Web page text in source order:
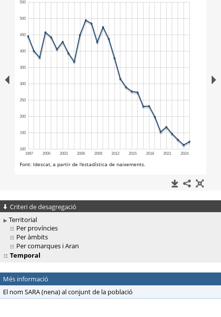
Criteri de desagregació
Territorial
Per províncies
Per àmbits
Per comarques i Aran
Temporal
Més informació
El nom SARA (nena) al conjunt de la població